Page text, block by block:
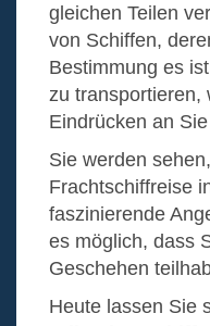
gleichen Teilen
von Schiffen,
Bestimmung es
zu transportieren,
Eindrücken an
Sie werden
Frachtschiffreise
faszinierende
es möglich, dass
Geschehen
Heute lassen Sie